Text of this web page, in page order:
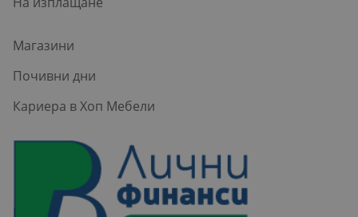
Магазини
Почивни дни
Кариера в Хоп Мебели